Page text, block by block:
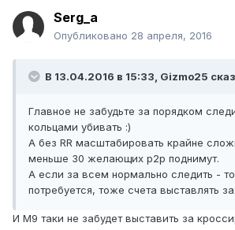
Serg_a
Опубликовано 28 апреля, 2016
В 13.04.2016 в 15:33, Gizmo25
Главное не забудьте за порядком
кольцами убивать :)
А без RR масштабировать крайне
меньше 30 желающих p2p поднимут.
А если за всем нормально следить -
потребуется, тоже счета выставлять
И М9 таки не забудет выставить за